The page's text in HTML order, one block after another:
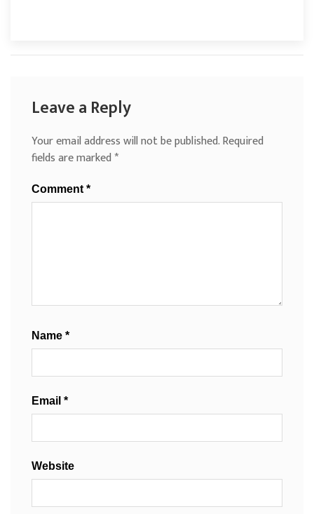
Leave a Reply
Your email address will not be published.Required
fields are marked*
Comment *
Name *
Email *
Website